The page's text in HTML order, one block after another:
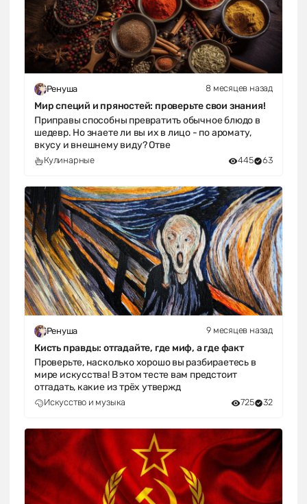
Ренуша 8 месяцев назад
Мир специй и пряностей: проверьте свои знания!
Приправы способны превратить обычное блюдо в
шедевр. Но знаете ли вы их в лицо - по аромату,
вкусу и внешнему виду? Отве
Кулинарные 445 63
Ренуша 9 месяцев назад
Кисть правды: отгадайте, где миф, а где факт
Проверьте, насколько хорошо вы разбираетесь в
мире искусства! В этом тесте вам предстоит
отгадать, какие из трёх утвержд
Искусство и музыка 725 32